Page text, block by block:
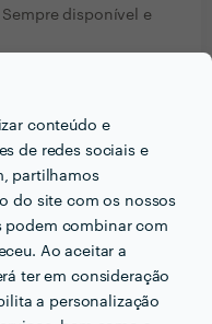
conteúdo e
de redes sociais e
partilhamos
do site com os nossos
podem combinar com
Ao aceitar a
ter em consideração
a personalização
disponível e